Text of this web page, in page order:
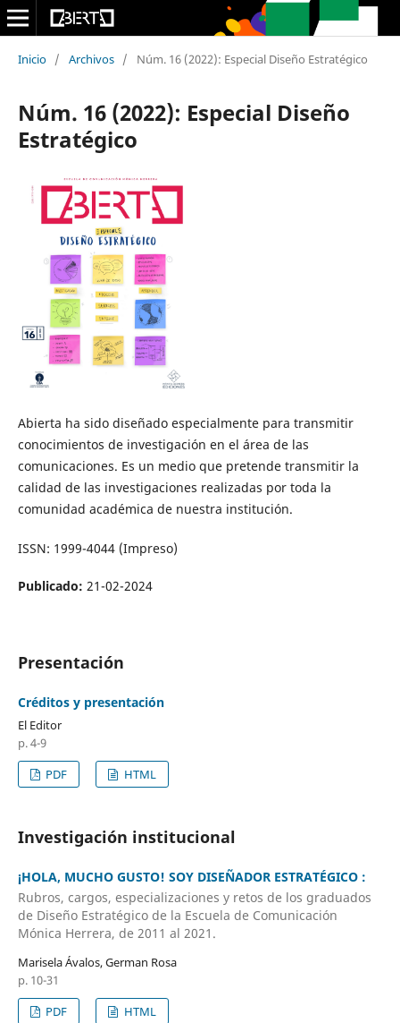
Inicio / Archivos / Núm. 16 (2022): Especial Diseño Estratégico
Núm. 16 (2022): Especial Diseño
Estratégico
Abierta ha sido diseñado especialmente para transmitir
conocimientos de investigación en el área de las
comunicaciones. Es un medio que pretende transmitir la
calidad de las investigaciones realizadas por toda la
comunidad académica de nuestra institución.
ISSN: 1999-4044 (Impreso)
Publicado: 21-02-2024
Presentación
Créditos y presentación
El Editor
p. 4-9
PDF
HTML
Investigación institucional
¡HOLA, MUCHO GUSTO! SOY DISEÑADOR ESTRATÉGICO :
Rubros, cargos, especializaciones y retos de los graduados
de Diseño Estratégico de la Escuela de Comunicación
Mónica Herrera, de 2011 al 2021.
Marisela Ávalos, German Rosa
p. 10-31
PDF
HTML